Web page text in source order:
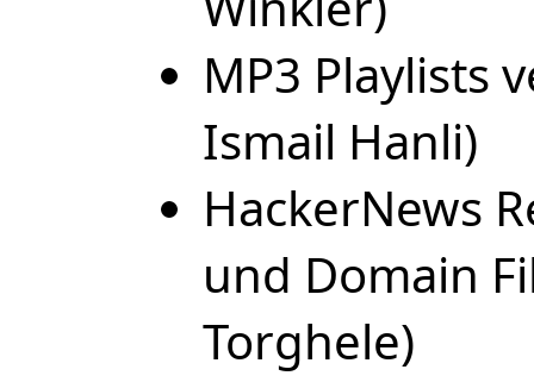
MP3 Playlists
Ismail Hanli)
HackerNews
und Domain
Torghele)